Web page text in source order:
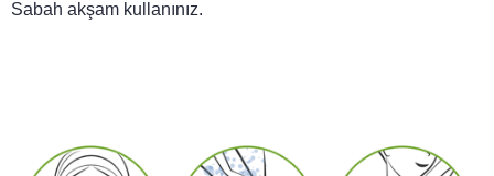
Sabah akşam kullanınız.